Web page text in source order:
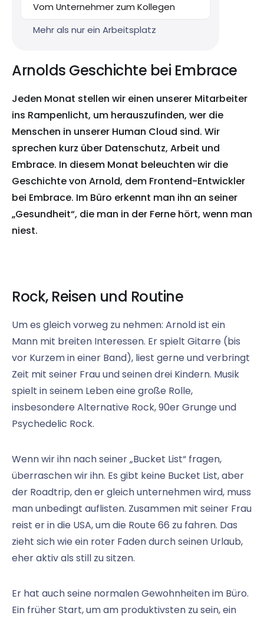
Vom Unternehmer zum Kollegen
Mehr als nur ein Arbeitsplatz
Arnolds Geschichte bei Embrace
Jeden Monat stellen wir einen unserer Mitarbeiter
ins Rampenlicht, um herauszufinden, wer die
Menschen in unserer Human Cloud sind. Wir
sprechen kurz über Datenschutz, Arbeit und
Embrace. In diesem Monat beleuchten wir die
Geschichte von Arnold, dem Frontend-Entwickler
bei Embrace. Im Büro erkennt man ihn an seiner
„Gesundheit“, die man in der Ferne hört, wenn man
niest.
Rock, Reisen und Routine
Um es gleich vorweg zu nehmen: Arnold ist ein
Mann mit breiten Interessen. Er spielt Gitarre (bis
vor Kurzem in einer Band), liest gerne und verbringt
Zeit mit seiner Frau und seinen drei Kindern. Musik
spielt in seinem Leben eine große Rolle,
insbesondere Alternative Rock, 90er Grunge und
Psychedelic Rock.
Wenn wir ihn nach seiner „Bucket List“ fragen,
überraschen wir ihn. Es gibt keine Bucket List, aber
der Roadtrip, den er gleich unternehmen wird, muss
man unbedingt auflisten. Zusammen mit seiner Frau
reist er in die USA, um die Route 66 zu fahren. Das
zieht sich wie ein roter Faden durch seinen Urlaub,
eher aktiv als still zu sitzen.
Er hat auch seine normalen Gewohnheiten im Büro.
Ein früher Start, um am produktivsten zu sein, ein